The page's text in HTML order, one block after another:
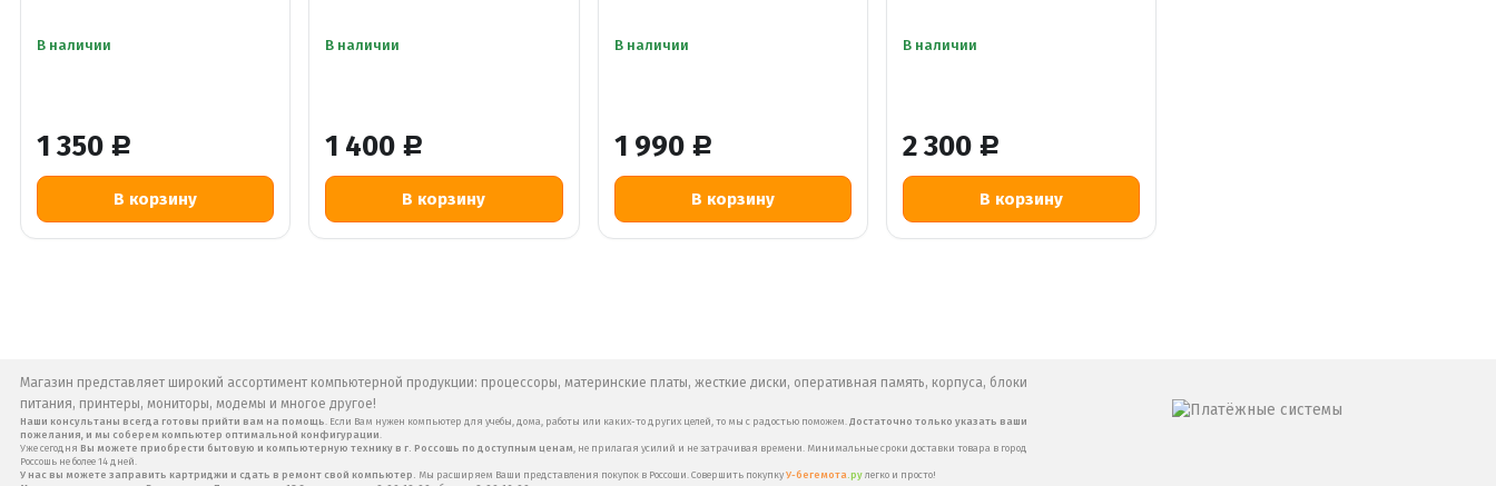
1 350 Р
В наличии
1 400 Р
В наличии
1 990 Р
В наличии
2 300 Р
В наличии
Магазин представляет широкий ассортимент компьютерной продукции: процессоры, материнские платы, жесткие диски, оперативная память, корпуса, блоки
питания, принтеры, мониторы, модемы и многое другое!
Наши консультаны всегда готовы прийти вам на помощь. Если Вам нужен компьютер для учебы, дома, работы или каких-то других целей, то мы с радостью поможем. Достаточно только указать ваши
пожелания, и мы соберем компьютер оптимальной конфигурации.
Уже сегодня Вы можете приобрести бытовую и компьютерную технику в г. Россошь по доступным ценам, не прилагая усилий и не затрачивая времени. Минимальные сроки доставки товара в город
Россошь не более 14 дней.
У нас вы можете заправить картриджи и сдать в ремонт свой компьютер. Мы расширяем Ваши представления покупок в Россоши. Совершить покупку У-бегемота.ру легко и просто!